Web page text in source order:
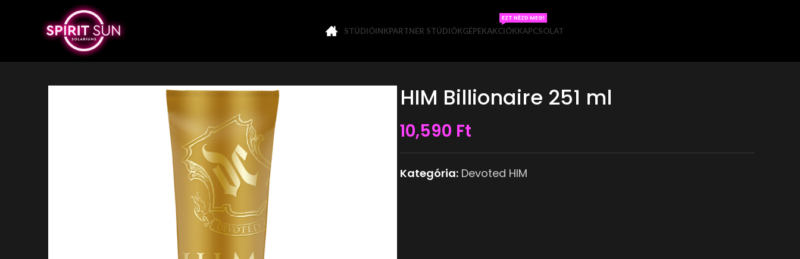
STÚDIÓINKPARTNER STÚDIÓKGÉPEKAKCIÓK
EZT NÉZD MEG!
KAPCSOLAT
HIM Billionaire 251 ml
10,590 Ft
Kategória: Devoted HIM